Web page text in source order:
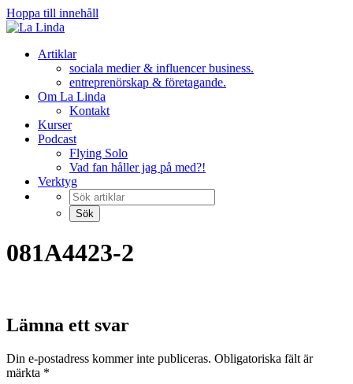
Hoppa till innehåll
Artiklar
sociala medier & influencer business.
entreprenörskap & företagande.
Om La Linda
Kontakt
Kurser
Podcast
Flying Solo
Vad fan håller jag på med?!
Verktyg
081A4423-2
Lämna ett svar
Din e-postadress kommer inte publiceras. Obligatoriska fält är
märkta *